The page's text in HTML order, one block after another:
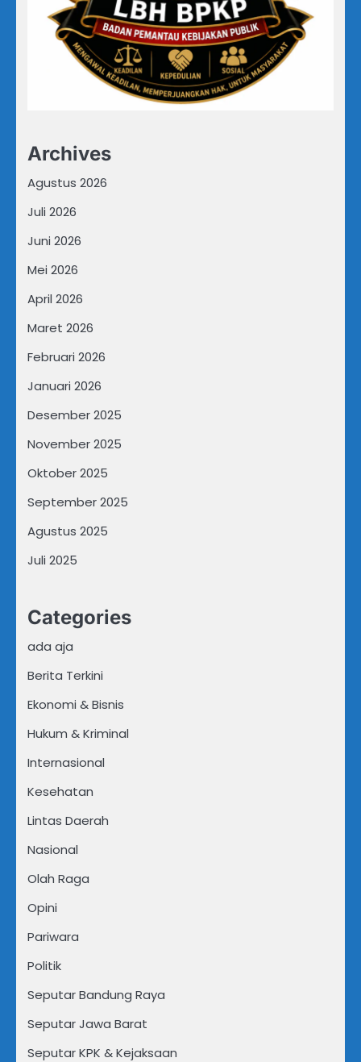
Archives
Agustus 2026
Juli 2026
Juni 2026
Mei 2026
April 2026
Maret 2026
Februari 2026
Januari 2026
Desember 2025
November 2025
Oktober 2025
September 2025
Agustus 2025
Juli 2025
Categories
ada aja
Berita Terkini
Ekonomi & Bisnis
Hukum & Kriminal
Internasional
Kesehatan
Lintas Daerah
Nasional
Olah Raga
Opini
Pariwara
Politik
Seputar Bandung Raya
Seputar Jawa Barat
Seputar KPK & Kejaksaan